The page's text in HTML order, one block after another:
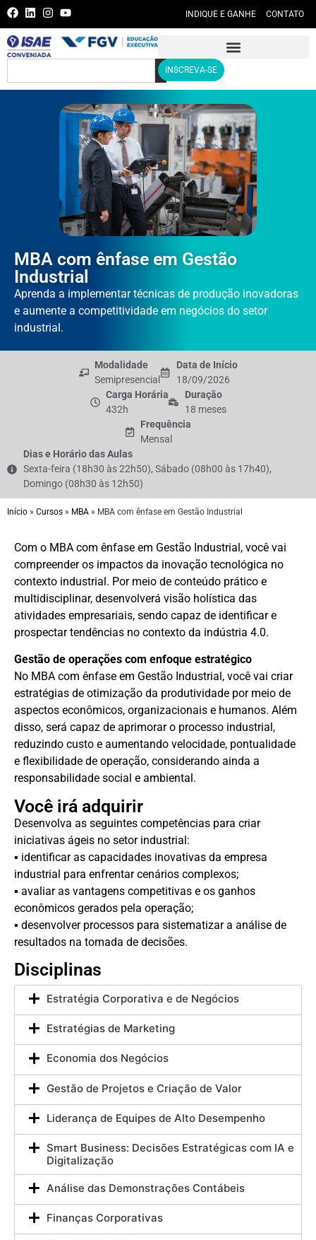
INDIQUE E GANHE CONTATO
INSCREVA-SE
MBA com ênfase em Gestão
Industrial
Aprenda a implementar técnicas de produção inovadoras
e aumente a competitividade em negócios do setor
industrial.
Modalidade
Semipresencial
Data de Início
18/09/2026
Carga Horária
432h
Duração
18 meses
Frequência
Mensal
Dias e Horário das Aulas
Sexta-feira (18h30 às 22h50), Sábado (08h00 às 17h40),
Domingo (08h30 às 12h50)
Início » Cursos » MBA » MBA com ênfase em Gestão Industrial
Com o MBA com ênfase em Gestão Industrial, você vai
compreender os impactos da inovação tecnológica no
contexto industrial. Por meio de conteúdo prático e
multidisciplinar, desenvolverá visão holística das
atividades empresariais, sendo capaz de identificar e
prospectar tendências no contexto da indústria 4.0.
Gestão de operações com enfoque estratégico
No MBA com ênfase em Gestão Industrial, você vai criar
estratégias de otimização da produtividade por meio de
aspectos econômicos, organizacionais e humanos. Além
disso, será capaz de aprimorar o processo industrial,
reduzindo custo e aumentando velocidade, pontualidade
e flexibilidade de operação, considerando ainda a
responsabilidade social e ambiental.
Você irá adquirir
Desenvolva as seguintes competências para criar
iniciativas ágeis no setor industrial:
▪ identificar as capacidades inovativas da empresa
industrial para enfrentar cenários complexos;
▪ avaliar as vantagens competitivas e os ganhos
econômicos gerados pela operação;
▪ desenvolver processos para sistematizar a análise de
resultados na tomada de decisões.
Disciplinas
Estratégia Corporativa e de Negócios
Estratégias de Marketing
Economia dos Negócios
Gestão de Projetos e Criação de Valor
Liderança de Equipes de Alto Desempenho
Smart Business: Decisões Estratégicas com IA e
Digitalização
Análise das Demonstrações Contábeis
Finanças Corporativas